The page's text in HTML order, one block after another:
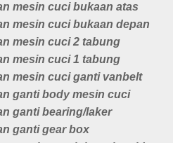
mesin cuci bukaan atas
mesin cuci bukaan depan
mesin cuci 2 tabung
mesin cuci 1 tabung
mesin cuci ganti vanbelt
ganti body mesin cuci
ganti bearing/laker
ganti gear box